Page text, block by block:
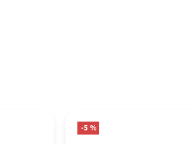
-5 %